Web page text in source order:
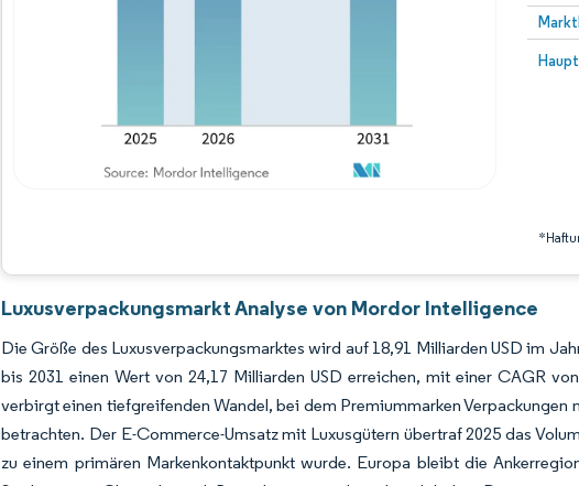
Bild ©
Luxusverpackungsmarkt Analyse von Mordor Intelligence
Die Größe des Luxusverpackungsmarktes wird auf 18,91 Milliarden USD im
bis 2031 einen Wert von 24,17 Milliarden USD erreichen, mit einer CAGR
verbirgt einen tiefgreifenden Wandel, bei dem Premiummarken Verpackungen
betrachten. Der E-Commerce-Umsatz mit Luxusgütern übertraf 2025 das
zu einem primären Markenkontaktpunkt wurde. Europa bleibt die